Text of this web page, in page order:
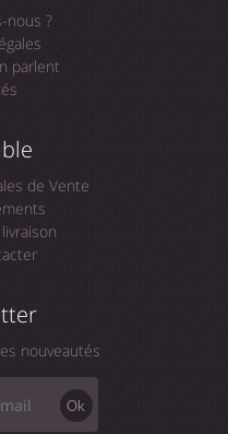
nous ?
parlent
de Vente
nouveautés
Ok